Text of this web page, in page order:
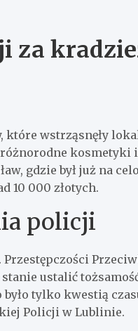
za
wstrząsnęły
kosmetyki
gdzie był już na
10 000 złotych.
policji
Przestępczości
ustalić
tylko kwestią
Policji w Lublinie.